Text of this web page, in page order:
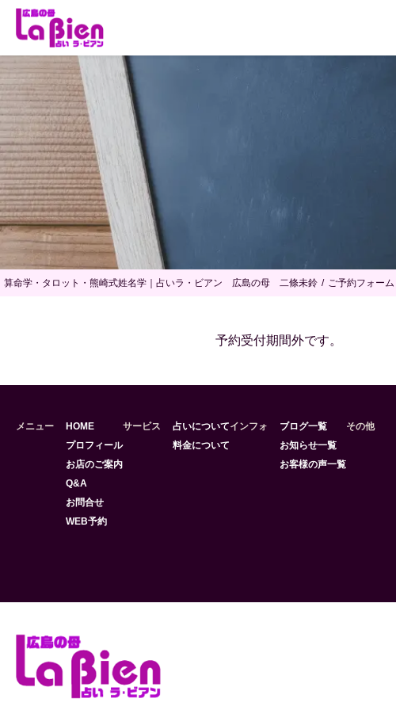
算命学・タロット・熊崎式姓名学｜占いラ・ビアン 広島の母 二條未鈴 ご予約フォーム
予約受付期間外です。
メニュー
HOME
プロフィール
お店のご案内
Q&A
お問合せ
WEB予約
サービス
占いについて
料金について
インフォ
ブログ一覧
お知らせ一覧
お客様の声一覧
その他